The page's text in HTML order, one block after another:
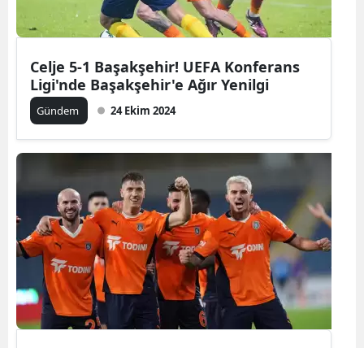
Celje 5-1 Başakşehir! UEFA Konferans
Ligi'nde Başakşehir'e Ağır Yenilgi
Gündem 24 Ekim 2024